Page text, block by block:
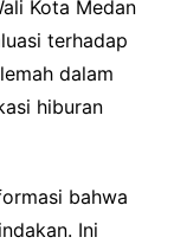
Kota Medan
terhadap
dalam
hiburan
bahwa
Ini